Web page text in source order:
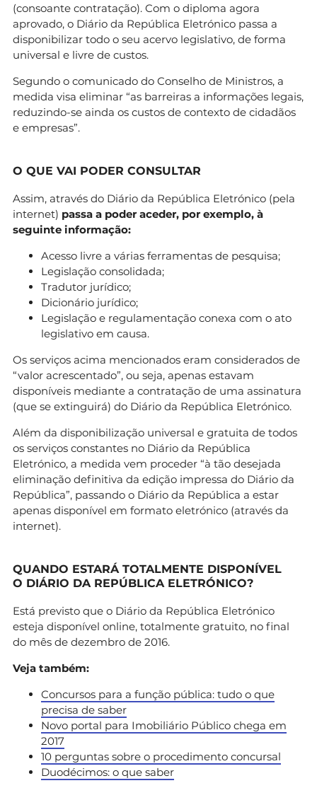
(consoante contratação). Com o diploma agora
aprovado, o Diário da República Eletrónico passa a
disponibilizar todo o seu acervo legislativo, de forma
universal e livre de custos.
Segundo o comunicado do Conselho de Ministros, a
medida visa eliminar “as barreiras a informações legais,
reduzindo-se ainda os custos de contexto de cidadãos
e empresas”.
O QUE VAI PODER CONSULTAR
Assim, através do Diário da República Eletrónico (pela
internet) passa a poder aceder, por exemplo, à
seguinte informação:
Acesso livre a várias ferramentas de pesquisa;
Legislação consolidada;
Tradutor jurídico;
Dicionário jurídico;
Legislação e regulamentação conexa com o ato
legislativo em causa.
Os serviços acima mencionados eram considerados de
“valor acrescentado”, ou seja, apenas estavam
disponíveis mediante a contratação de uma assinatura
(que se extinguirá) do Diário da República Eletrónico.
Além da disponibilização universal e gratuita de todos
os serviços constantes no Diário da República
Eletrónico, a medida vem proceder “à tão desejada
eliminação definitiva da edição impressa do Diário da
República”, passando o Diário da República a estar
apenas disponível em formato eletrónico (através da
internet).
QUANDO ESTARÁ TOTALMENTE DISPONÍVEL
O DIÁRIO DA REPÚBLICA ELETRÓNICO?
Está previsto que o Diário da República Eletrónico
esteja disponível online, totalmente gratuito, no final
do mês de dezembro de 2016.
Veja também:
Concursos para a função pública: tudo o que
precisa de saber
Novo portal para Imobiliário Público chega em
2017
10 perguntas sobre o procedimento concursal
Duodécimos: o que saber